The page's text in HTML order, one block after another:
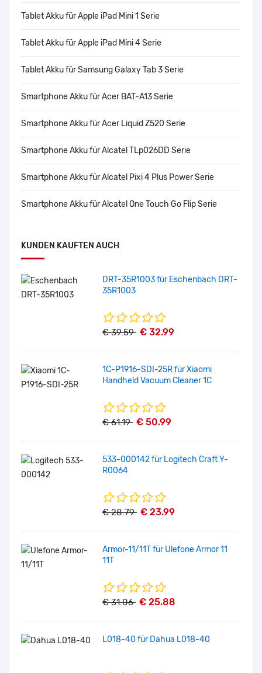
Tablet Akku für Apple iPad Mini 1 Serie
Tablet Akku für Apple iPad Mini 4 Serie
Tablet Akku für Samsung Galaxy Tab 3 Serie
Smartphone Akku für Acer BAT-A13 Serie
Smartphone Akku für Acer Liquid Z520 Serie
Smartphone Akku für Alcatel TLp026DD Serie
Smartphone Akku für Alcatel Pixi 4 Plus Power Serie
Smartphone Akku für Alcatel One Touch Go Flip Serie
KUNDEN KAUFTEN AUCH
DRT-35R1003 für Eschenbach DRT-
35R1003
€ 39.59 € 32.99
1C-P1916-SDI-25R für Xiaomi
Handheld Vacuum Cleaner 1C
€ 61.19 € 50.99
533-000142 für Logitech Craft Y-
R0064
€ 28.79 € 23.99
Armor-11/11T für Ulefone Armor 11
11T
€ 31.06 € 25.88
L018-40 für Dahua L018-40